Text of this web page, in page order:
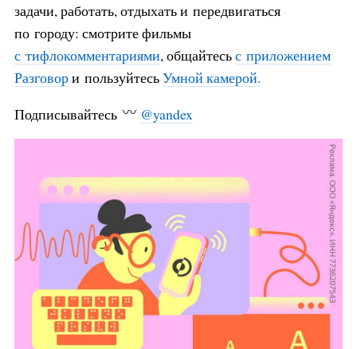
задачи, работать, отдыхать и передвигаться
по городу: смотрите фильмы
с тифлокомментариями, общайтесьс приложением
Разговори пользуйтесьУмной камерой.
Подписывайтесь
@yandex